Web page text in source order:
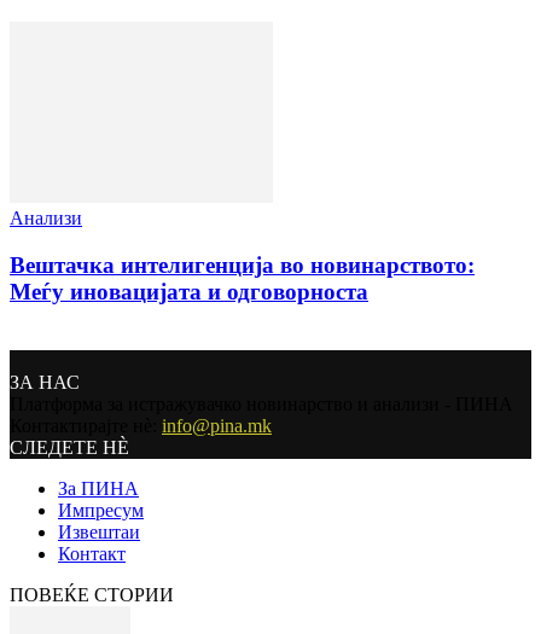
Анализи
Вештачка интелигенција во новинарството:
Меѓу иновацијата и одговорноста
ЗА НАС
info@pina.mk
СЛЕДЕТЕ НЀ
За ПИНА
Импресум
Извештаи
Контакт
ПОВЕЌЕ СТОРИИ